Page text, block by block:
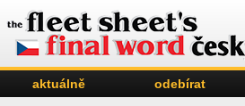
aktuálně odebírat